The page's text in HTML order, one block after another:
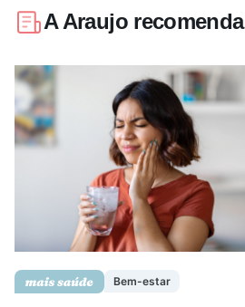
A Araujo recomenda
Bem-estar